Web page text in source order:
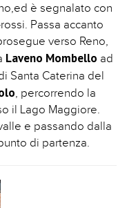
è segnalato con
Passa accanto
verso Reno,
Laveno Mombello ad
Santa Caterina del
, percorrendo la
il Lago Maggiore.
e passando dalla
di partenza.